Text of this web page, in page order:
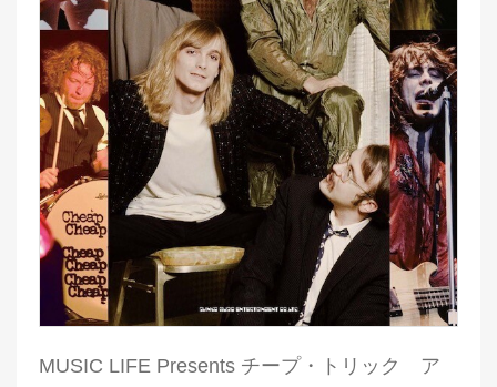
MUSIC LIFE Presents チープ・トリック ア